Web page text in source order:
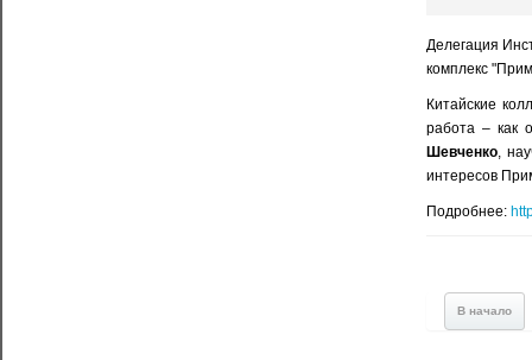
Делегация
комплекс
Китайские
работа – как
Шевченко,
интересов
Подробнее:
В начало